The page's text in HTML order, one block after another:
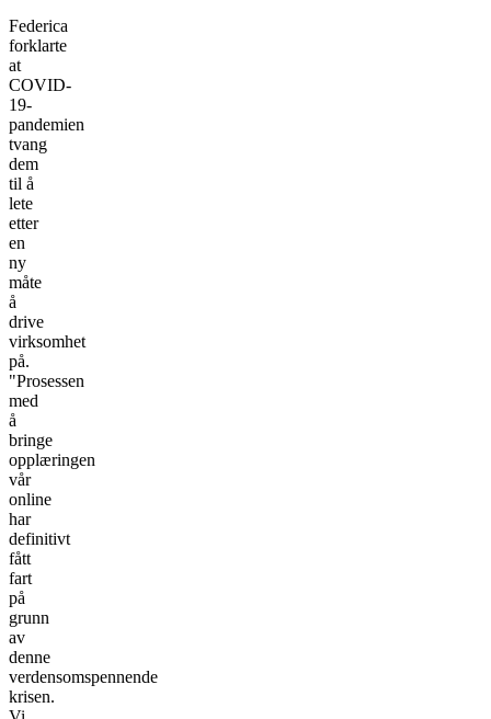
Federica
forklarte
at
COVID-
19-
pandemien
tvang
dem
til å
lete
etter
en
ny
måte
å
drive
virksomhet
på.
"Prosessen
med
å
bringe
opplæringen
vår
online
har
definitivt
fått
fart
på
grunn
av
denne
verdensomspennende
krisen.